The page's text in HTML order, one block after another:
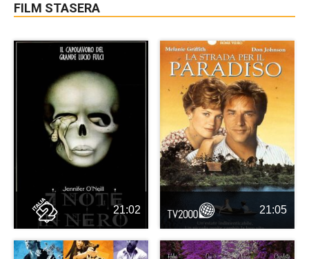
FILM STASERA
21:02 21:05